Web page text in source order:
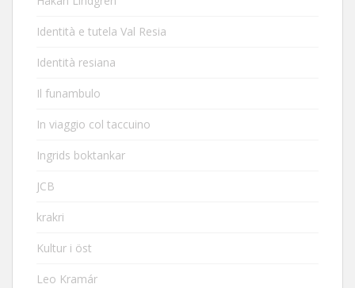
Identità e tutela Val Resia
Identità resiana
Il funambulo
In viaggio col taccuino
Ingrids boktankar
JCB
krakri
Kultur i öst
Leo Kramár